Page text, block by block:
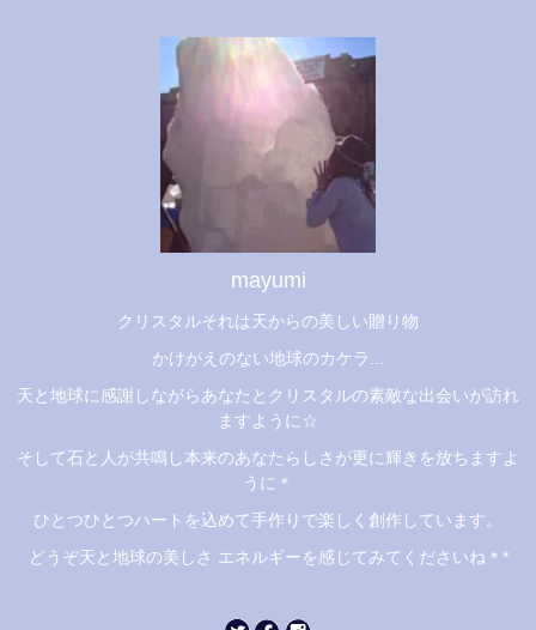
mayumi
クリスタルそれは天からの美しい贈り物
かけがえのない地球のカケラ...
天と地球に感謝しながらあなたとクリスタルの素敵な出会いが訪れ
ますように☆
そして石と人が共鳴し本来のあなたらしさが更に輝きを放ちますよ
うに＊
ひとつひとつハートを込めて手作りで楽しく創作しています。
どうぞ天と地球の美しさ エネルギーを感じてみてくださいね＊*